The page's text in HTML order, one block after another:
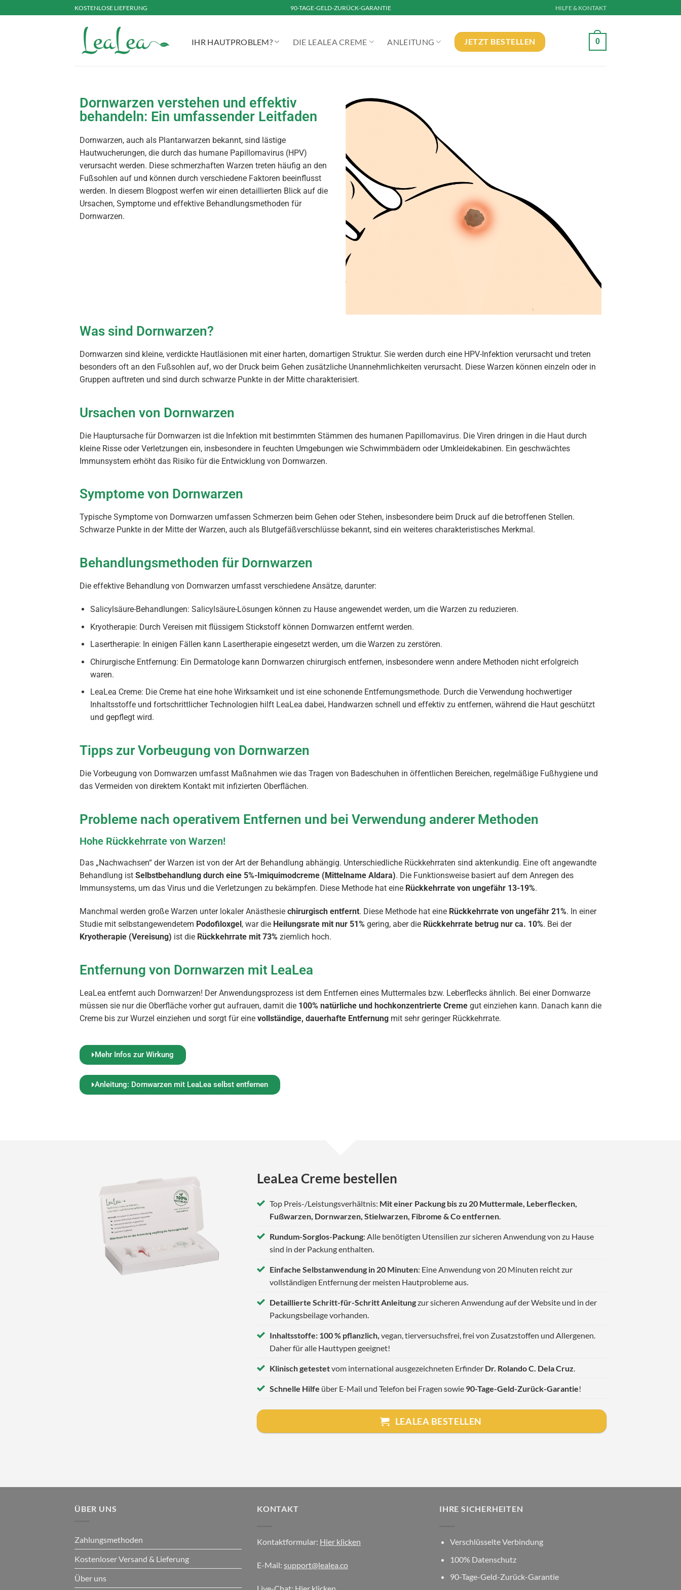
KOSTENLOSE LIEFERUNG 90-TAGE-GELD-ZURÜCK-GARANTIE HILFE & KONTAKT
IHR HAUTPROBLEM? DIE LEALEA CREME ANLEITUNG JETZT BESTELLEN 0
Dornwarzen verstehen und effektiv
behandeln: Ein umfassender Leitfaden
Dornwarzen, auch als Plantarwarzen bekannt, sind lästige
Hautwucherungen, die durch das humane Papillomavirus (HPV)
verursacht werden. Diese schmerzhaften Warzen treten häufig an den
Fußsohlen auf und können durch verschiedene Faktoren beeinflusst
werden. In diesem Blogpost werfen wir einen detaillierten Blick auf die
Ursachen, Symptome und effektive Behandlungsmethoden für
Dornwarzen.
Was sind Dornwarzen?
Dornwarzen sind kleine, verdickte Hautläsionen mit einer harten, dornartigen Struktur. Sie werden durch eine HPV-Infektion verursacht und treten
besonders oft an den Fußsohlen auf, wo der Druck beim Gehen zusätzliche Unannehmlichkeiten verursacht. Diese Warzen können einzeln oder in
Gruppen auftreten und sind durch schwarze Punkte in der Mitte charakterisiert.
Ursachen von Dornwarzen
Die Hauptursache für Dornwarzen ist die Infektion mit bestimmten Stämmen des humanen Papillomavirus. Die Viren dringen in die Haut durch
kleine Risse oder Verletzungen ein, insbesondere in feuchten Umgebungen wie Schwimmbädern oder Umkleidekabinen. Ein geschwächtes
Immunsystem erhöht das Risiko für die Entwicklung von Dornwarzen.
Symptome von Dornwarzen
Typische Symptome von Dornwarzen umfassen Schmerzen beim Gehen oder Stehen, insbesondere beim Druck auf die betroffenen Stellen.
Schwarze Punkte in der Mitte der Warzen, auch als Blutgefäßverschlüsse bekannt, sind ein weiteres charakteristisches Merkmal.
Behandlungsmethoden für Dornwarzen
Die effektive Behandlung von Dornwarzen umfasst verschiedene Ansätze, darunter:
Salicylsäure-Behandlungen: Salicylsäure-Lösungen können zu Hause angewendet werden, um die Warzen zu reduzieren.
Kryotherapie: Durch Vereisen mit flüssigem Stickstoff können Dornwarzen entfernt werden.
Lasertherapie: In einigen Fällen kann Lasertherapie eingesetzt werden, um die Warzen zu zerstören.
Chirurgische Entfernung: Ein Dermatologe kann Dornwarzen chirurgisch entfernen, insbesondere wenn andere Methoden nicht erfolgreich
waren.
LeaLea Creme: Die Creme hat eine hohe Wirksamkeit und ist eine schonende Entfernungsmethode. Durch die Verwendung hochwertiger
Inhaltsstoffe und fortschrittlicher Technologien hilft LeaLea dabei, Handwarzen schnell und effektiv zu entfernen, während die Haut geschützt
und gepflegt wird.
Tipps zur Vorbeugung von Dornwarzen
Die Vorbeugung von Dornwarzen umfasst Maßnahmen wie das Tragen von Badeschuhen in öffentlichen Bereichen, regelmäßige Fußhygiene und
das Vermeiden von direktem Kontakt mit infizierten Oberflächen.
Probleme nach operativem Entfernen und bei Verwendung anderer Methoden
Hohe Rückkehrrate von Warzen!
Das „Nachwachsen“ der Warzen ist von der Art der Behandlung abhängig. Unterschiedliche Rückkehrraten sind aktenkundig. Eine oft angewandte
Behandlung ist Selbstbehandlung durch eine 5%-Imiquimodcreme (Mittelname Aldara). Die Funktionsweise basiert auf dem Anregen des
Immunsystems, um das Virus und die Verletzungen zu bekämpfen. Diese Methode hat eine Rückkehrrate von ungefähr 13-19%.
Manchmal werden große Warzen unter lokaler Anästhesie chirurgisch entfernt. Diese Methode hat eine Rückkehrrate von ungefähr 21%. In einer
Studie mit selbstangewendetem Podofiloxgel, war die Heilungsrate mit nur 51% gering, aber die Rückkehrrate betrug nur ca. 10%. Bei der
Kryotherapie (Vereisung) ist die Rückkehrrate mit 73% ziemlich hoch.
Entfernung von Dornwarzen mit LeaLea
LeaLea entfernt auch Dornwarzen! Der Anwendungsprozess ist dem Entfernen eines Muttermales bzw. Leberflecks ähnlich. Bei einer Dornwarze
müssen sie nur die Oberfläche vorher gut aufrauen, damit die 100% natürliche und hochkonzentrierte Creme gut einziehen kann. Danach kann die
Creme bis zur Wurzel einziehen und sorgt für eine vollständige, dauerhafte Entfernung mit sehr geringer Rückkehrrate.
Mehr Infos zur Wirkung
Anleitung: Dornwarzen mit LeaLea selbst entfernen
LeaLea Creme bestellen
Top Preis-/Leistungsverhältnis: Mit einer Packung bis zu 20 Muttermale, Leberflecken,
Fußwarzen, Dornwarzen, Stielwarzen, Fibrome & Co entfernen.
Rundum-Sorglos-Packung: Alle benötigten Utensilien zur sicheren Anwendung von zu Hause
sind in der Packung enthalten.
Einfache Selbstanwendung in 20 Minuten: Eine Anwendung von 20 Minuten reicht zur
vollständigen Entfernung der meisten Hautprobleme aus.
Detaillierte Schritt-für-Schritt Anleitungzur sicheren Anwendung auf der Website und in der
Packungsbeilage vorhanden.
Inhaltsstoffe: 100 % pflanzlich, vegan, tierversuchsfrei, frei von Zusatzstoffen und Allergenen.
Daher für alle Hauttypen geeignet!
Klinisch getestetvom international ausgezeichneten Erfinder Dr. Rolando C. Dela Cruz.
Schnelle Hilfe über E-Mail und Telefon bei Fragen sowie 90-Tage-Geld-Zurück-Garantie!
LEALEA BESTELLEN
ÜBER UNS
Zahlungsmethoden
Kostenloser Versand & Lieferung
Über uns
KONTAKT
Kontaktformular: Hier klicken
E-Mail: support@lealea.co
IHRE SICHERHEITEN
Verschlüsselte Verbindung
100% Datenschutz
90-Tage-Geld-Zurück-Garantie